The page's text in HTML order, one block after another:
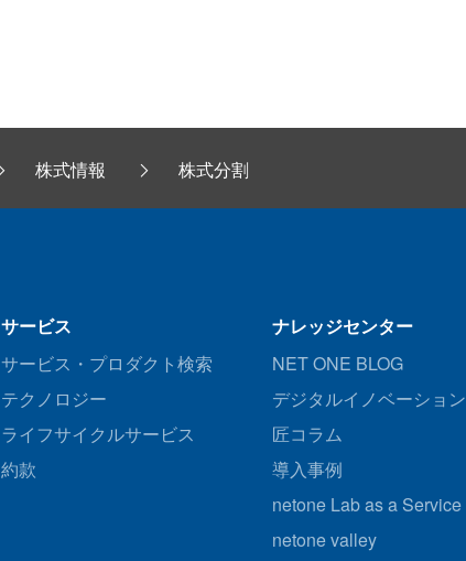
株式情報 株式分割
サービス
サービス・プロダクト検索
テクノロジー
ライフサイクルサービス
約款
ナレッジセンター
NET ONE BLOG
デジタルイノベーション
匠コラム
導入事例
netone Lab as a Service
netone valley